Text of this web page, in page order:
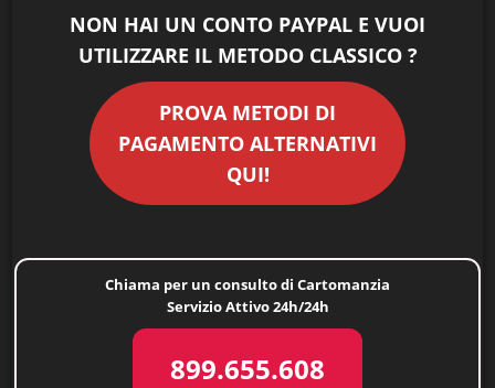
NON HAI UN CONTO PAYPAL E VUOI
UTILIZZARE IL METODO CLASSICO ?
PROVA METODI DI
PAGAMENTO ALTERNATIVI
QUI!
Chiama per un consulto di Cartomanzia
Servizio Attivo 24h/24h
899.655.608